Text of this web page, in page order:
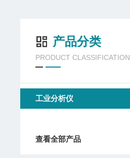
产品分类
PRODUCT CLASSIFICATION
工业分析仪
查看全部产品